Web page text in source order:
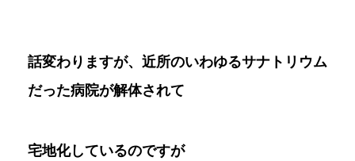
話変わりますが、近所のいわゆるサナトリウム
だった病院が解体されて
宅地化しているのですが